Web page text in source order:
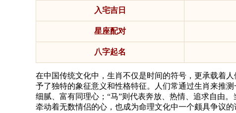
入宅吉日
星座配对
八字起名
在中国传统文化中，生肖不仅是时间的符号，更承载着
予了独特的象征意义和性格特征。人们常通过生肖来推
细腻、富有同理心；“马”则代表奔放、热情、追求自由
牵动着无数情侣的心，也成为命理文化中一个颇具争议的